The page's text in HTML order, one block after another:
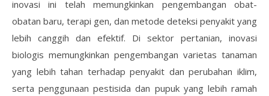
inovasi ini telah memungkinkan pengembangan obat-
obatan baru, terapi gen, dan metode deteksi penyakit yang
lebih canggih dan efektif. Di sektor pertanian, inovasi
biologis memungkinkan pengembangan varietas tanaman
yang lebih tahan terhadap penyakit dan perubahan iklim,
serta penggunaan pestisida dan pupuk yang lebih ramah